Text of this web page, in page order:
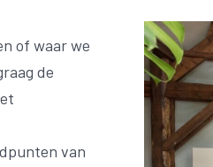
of waar we
de
van